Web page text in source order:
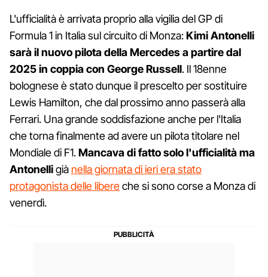
L'ufficialità è arrivata proprio alla vigilia del GP di
Formula 1 in Italia sul circuito di Monza:Kimi Antonelli
sarà il nuovo pilota della Mercedes a partire dal
2025 in coppia con George Russell. Il 18enne
bolognese è stato dunque il prescelto per sostituire
Lewis Hamilton, che dal prossimo anno passerà alla
Ferrari. Una grande soddisfazione anche per l'Italia
che torna finalmente ad avere un pilota titolare nel
Mondiale di F1.Mancava di fatto solo l'ufficialità ma
Antonelligià nella giornata di ieri era stato
protagonista delle libereche si sono corse a Monza di
venerdì.